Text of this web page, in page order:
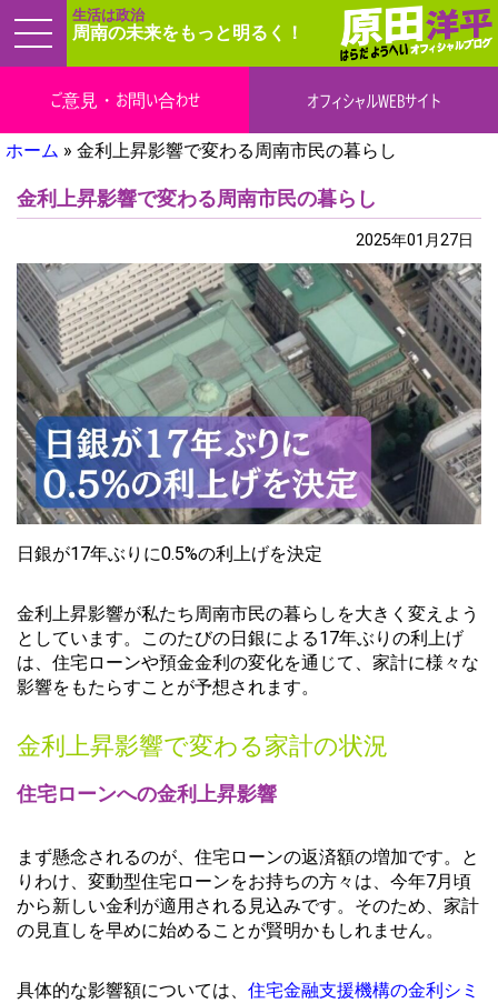
生活は政治
周南の未来をもっと明るく！
ご意見・お問い合わせ オフィシャルWEBサイト
ホーム » 金利上昇影響で変わる周南市民の暮らし
金利上昇影響で変わる周南市民の暮らし
2025年01月27日
日銀が17年ぶりに0.5%の利上げを決定
金利上昇影響が私たち周南市民の暮らしを大きく変えよう
としています。このたびの日銀による17年ぶりの利上げ
は、住宅ローンや預金金利の変化を通じて、家計に様々な
影響をもたらすことが予想されます。
金利上昇影響で変わる家計の状況
住宅ローンへの金利上昇影響
まず懸念されるのが、住宅ローンの返済額の増加です。と
りわけ、変動型住宅ローンをお持ちの方々は、今年7月頃
から新しい金利が適用される見込みです。そのため、家計
の見直しを早めに始めることが賢明かもしれません。
具体的な影響額については、 住宅金融支援機構の金利シミ